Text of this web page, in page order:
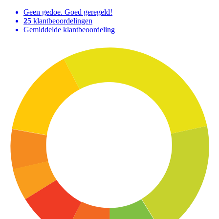
Geen gedoe. Goed geregeld!
25 klantbeoordelingen
Gemiddelde klantbeoordeling